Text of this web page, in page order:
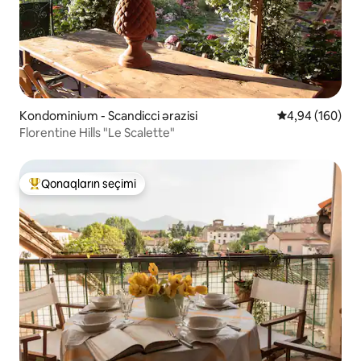
Kondominium - Scandicci ərazisi Ortalama
4,94 (160)
Florentine Hills "Le Scalette"
Populyar "Qonaqların seçimi"
Qonaqların seçimi